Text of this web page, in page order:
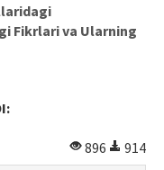
Fikrlari va Ularning
896
914